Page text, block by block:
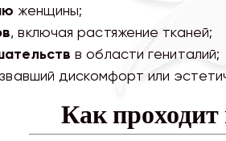
женщины;
, включая растяжение тканей;
в области гениталий;
дискомфорт или
Как проходит